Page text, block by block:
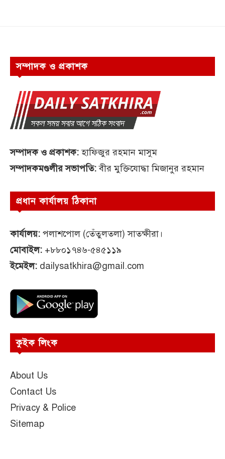
সম্পাদক ও প্রকাশক
সম্পাদক ও প্রকাশক:হাফিজুর রহমান মাসুম
সম্পাদকমণ্ডলীর সভাপতি:বীর মুক্তিযোদ্ধা মিজানুর রহমান
প্রধান কার্যালয় ঠিকানা
কার্যালয়: পলাশপোল (তেঁতুলতলা) সাতক্ষীরা।
মোবাইল: +৮৮০১৭৪৬-৫৪৫১১৯
ইমেইল: dailysatkhira@gmail.com
কুইক লিংক
About Us
Contact Us
Privacy & Police
Sitemap